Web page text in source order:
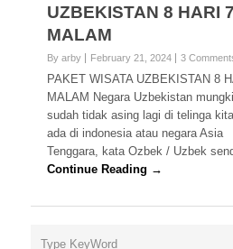
UZBEKISTAN 8 HARI 7
MALAM
By arby February 21, 2024 3
PAKET WISATA UZBEKISTAN 8
MALAM Negara Uzbekistan
sudah tidak asing lagi di telinga
ada di indonesia atau negara Asia
Tenggara, kata Ozbek / Uzbek
Continue Reading →